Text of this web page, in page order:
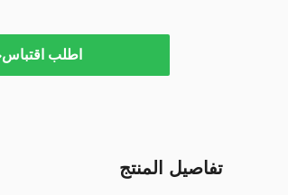
اطلب اقتباس
تفاصيل المنتج